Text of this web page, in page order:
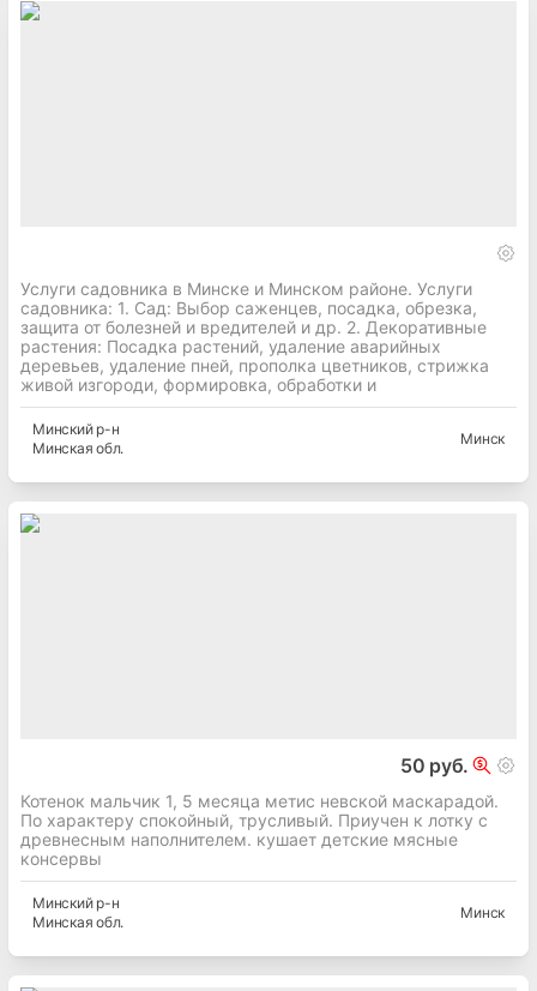
Услуги садовника в Минске и Минском районе. Услуги
садовника: 1. Сад: Выбор саженцев, посадка, обрезка,
защита от болезней и вредителей и др. 2. Декоративные
растения: Посадка растений, удаление аварийных
деревьев, удаление пней, прополка цветников, стрижка
живой изгороди, формировка, обработки и
Минскийр-н
Минская обл.
Минск
50 руб.
Котенок мальчик 1, 5 месяца метис невской маскарадой.
По характеру спокойный, трусливый. Приучен к лотку с
древнесным наполнителем. кушает детские мясные
консервы
Минскийр-н
Минская обл.
Минск